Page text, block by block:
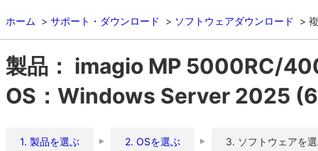
ホーム サポート・ダウンロード ソフトウェアダウンロード
製品： imagio MP 5000RC/
OS：Windows Server 2025
1. 製品を選ぶ 2. OSを選ぶ 3. ソフトウェアを